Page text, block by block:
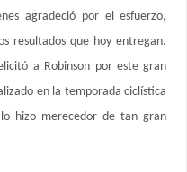
agradeció por el esfuerzo,
resultados que hoy entregan.
a Robinson por este gran
en la temporada ciclística
hizo merecedor de tan gran